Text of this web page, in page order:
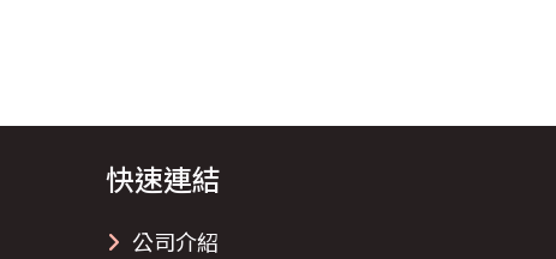
快速連結
公司介紹